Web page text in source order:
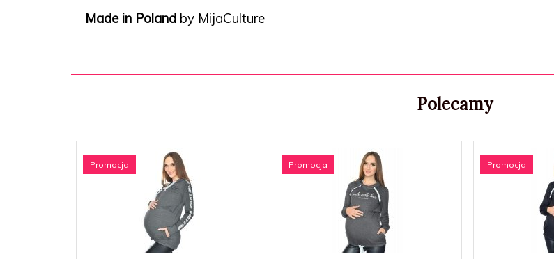
Made in Poland by MijaCulture
Polecamy
Promocja Promocja Promocja